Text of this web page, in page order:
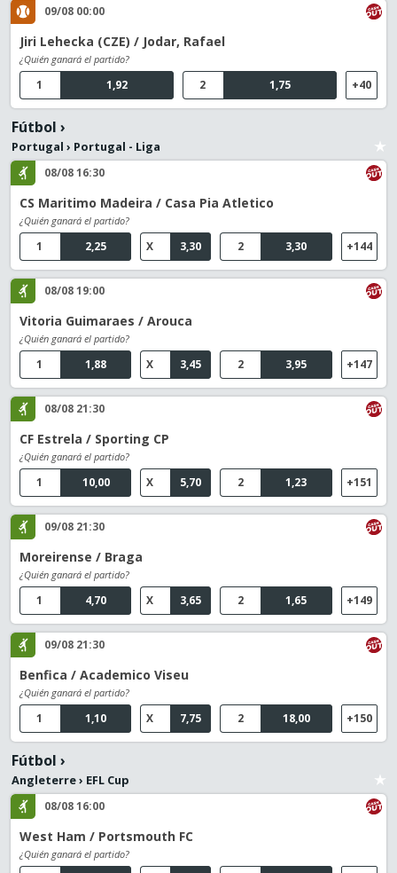
09/08 00:00
Jiri Lehecka (CZE) / Jodar, Rafael
¿Quién ganará el partido?
1,92
1 1,75
2 +40
Fútbol ›
Portugal › Portugal - Liga
08/08 16:30
CS Maritimo Madeira / Casa Pia Atletico
¿Quién ganará el partido?
2,25
1 3,30
X 3,30
2 +144
08/08 19:00
Vitoria Guimaraes / Arouca
¿Quién ganará el partido?
1,88
1 3,45
X 3,95
2 +147
08/08 21:30
CF Estrela / Sporting CP
¿Quién ganará el partido?
10,00
1 5,70
X 1,23
2 +151
09/08 21:30
Moreirense / Braga
¿Quién ganará el partido?
4,70
1 3,65
X 1,65
2 +149
09/08 21:30
Benfica / Academico Viseu
¿Quién ganará el partido?
1,10
1 7,75
X 18,00
2 +150
Fútbol ›
Angleterre› EFL Cup
08/08 16:00
West Ham / Portsmouth FC
¿Quién ganará el partido?